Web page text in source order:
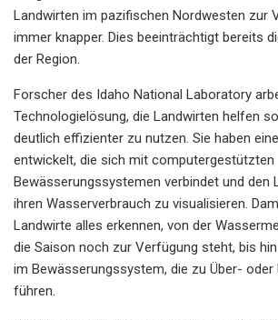
Landwirten im pazifischen Nordwesten zur
immer knapper. Dies beeinträchtigt bereits
der Region.
Forscher des Idaho National Laboratory
Technologielösung, die Landwirten helfen
deutlich effizienter zu nutzen. Sie haben
entwickelt, die sich mit computergestützten
Bewässerungssystemen verbindet und den
ihren Wasserverbrauch zu visualisieren.
Landwirte alles erkennen, von der
die Saison noch zur Verfügung steht, bis
im Bewässerungssystem, die zu Über- oder
führen.